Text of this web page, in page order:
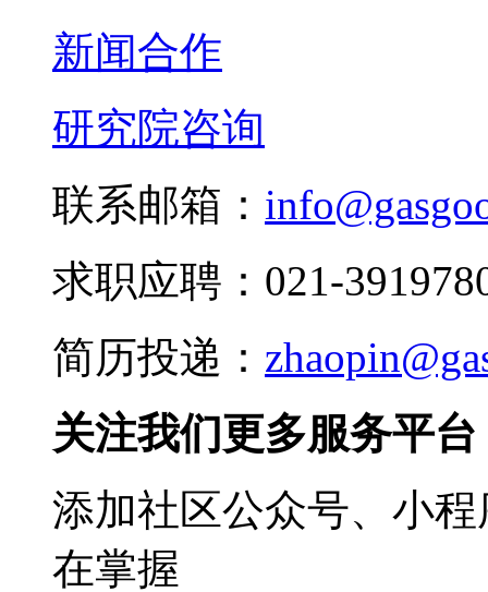
新闻合作
研究院咨询
联系邮箱：
求职应聘：021-
简历投递：
关注我们更多服务平台
添加社区公众号、小
在掌握